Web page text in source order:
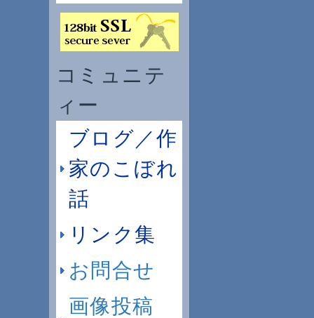
コミュニテ
ィー
ブログ／作
家のこぼれ
話
リンク集
お問合せ
画像投稿